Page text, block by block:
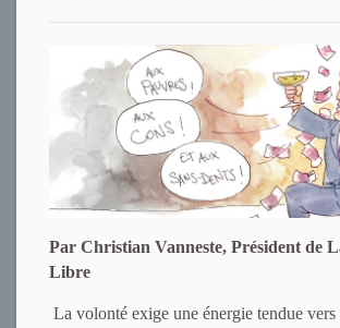
Par Christian Vanneste, Président de
Libre
La volonté exige une énergie tendue